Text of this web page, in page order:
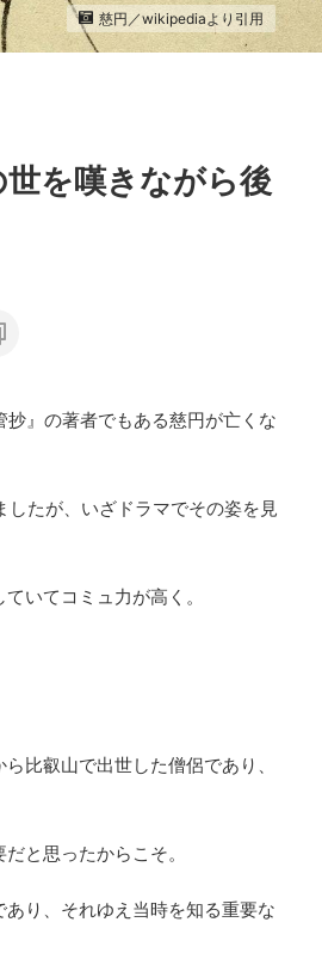
慈円／wikipediaより引用
を嘆きながら後
』の著者でもある慈円が亡くな
たが、いざドラマでその姿を見
いてコミュ力が高く。
比叡山で出世した僧侶であり、
と思ったからこそ。
り、それゆえ当時を知る重要な